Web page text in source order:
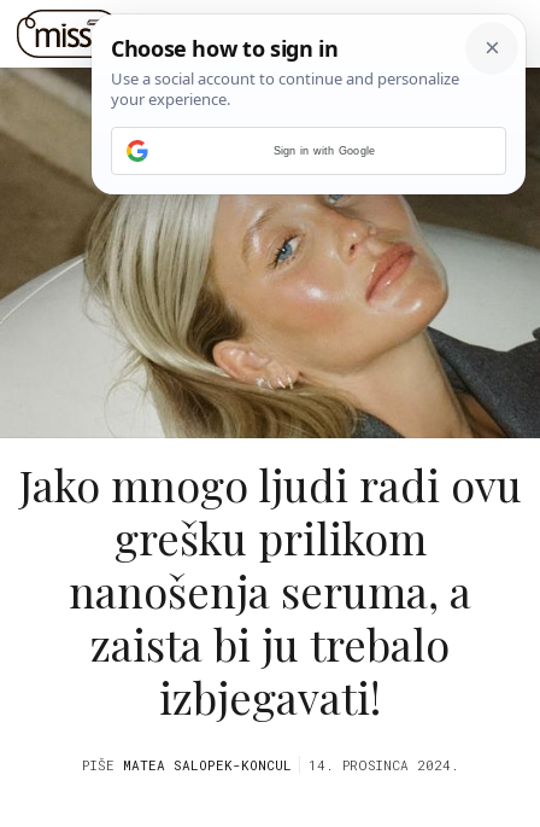
Jako mnogo ljudi radi ovu
grešku prilikom
nanošenja seruma, a
zaista bi ju trebalo
izbjegavati!
PIŠE MATEA SALOPEK-KONCUL 14. PROSINCA 2024.
Sign in with Google